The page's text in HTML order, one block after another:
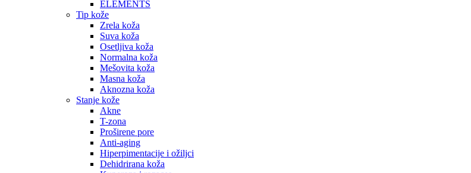
ELEMENTS
Tip kože
Zrela koža
Suva koža
Osetljiva koža
Normalna koža
Mešovita koža
Masna koža
Aknozna koža
Stanje kože
Akne
T-zona
Proširene pore
Anti-aging
Hiperpimentacije i ožiljci
Dehidrirana koža